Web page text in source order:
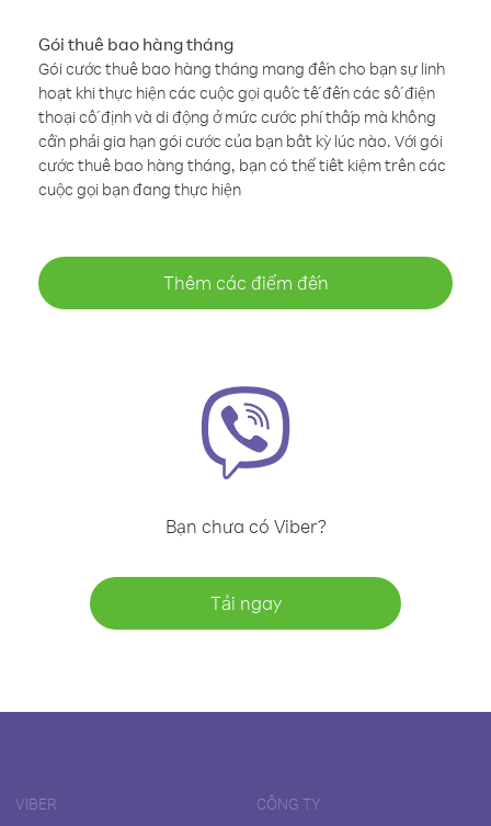
Gói thuê bao hàng tháng
Gói cước thuê bao hàng tháng mang đến cho bạn sự linh
hoạt khi thực hiện các cuộc gọi quốc tế đến các số điện
thoại cố định và di động ở mức cước phí thấp mà không
cần phải gia hạn gói cước của bạn bất kỳ lúc nào. Với gói
cước thuê bao hàng tháng, bạn có thể tiết kiệm trên các
cuộc gọi bạn đang thực hiện
Thêm các điểm đến
Bạn chưa có Viber?
Tải ngay
VIBER CÔNG TY